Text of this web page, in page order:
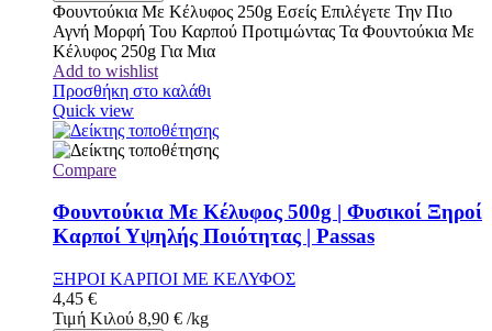
Φουντούκια Με Κέλυφος 250g Εσείς Επιλέγετε Την Πιο
Αγνή Μορφή Του Καρπού Προτιμώντας Τα Φουντούκια Με
Κέλυφος 250g Για Μια
Add to wishlist
Προσθήκη στο καλάθι
Quick view
Compare
Φουντούκια Με Κέλυφος 500g | Φυσικοί Ξηροί
Καρποί Υψηλής Ποιότητας | Passas
ΞΗΡΟΙ ΚΑΡΠΟΙ ΜΕ ΚΕΛΥΦΟΣ
4,45 €
Τιμή Κιλού 8,90 € /kg